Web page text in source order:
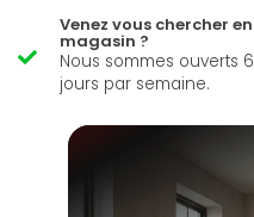
Venez vous chercher en
magasin ?
Nous sommes ouverts 6
jours par semaine.